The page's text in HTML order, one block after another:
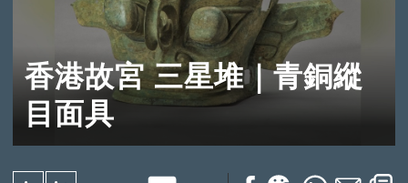
香港故宮 三星堆｜青銅縱
目面具